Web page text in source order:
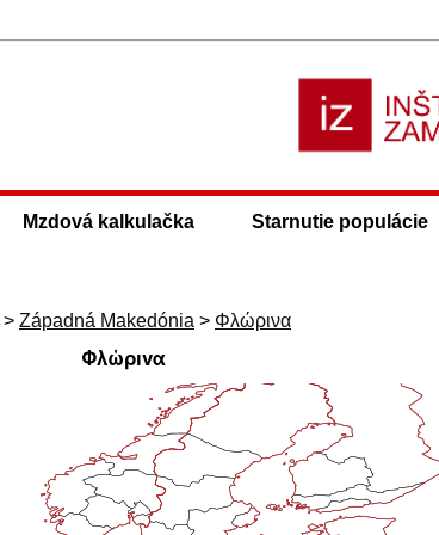
Mzdová kalkulačka Starnutie populácie
> Západná Makedónia > Φλώρινα